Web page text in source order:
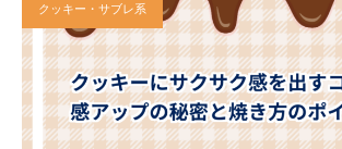
クッキー・サブレ系